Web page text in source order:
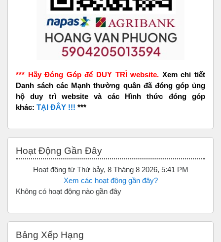
*** Hãy Đóng Góp để DUY TRÌ website. Xem chi tiết
Danh sách các Mạnh thường quân đã đóng góp ủng
hộ duy trì website và các Hình thức đóng góp
khác: TẠI ĐÂY !!! ***
Hoạt Động Gần Đây
Hoạt động từ Thứ bảy, 8 Tháng 8 2026, 5:41 PM
Xem các hoạt động gần đây?
Không có hoạt động nào gần đây
Bảng Xếp Hạng